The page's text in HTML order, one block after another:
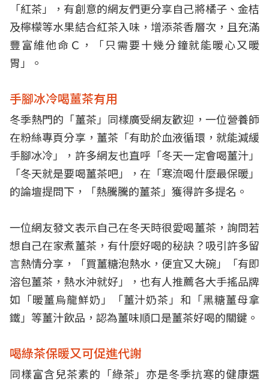
「紅茶」，有創意的網友們更分享自己將橘子、金桔
及檸檬等水果結合紅茶入味，增添茶香層次，且充滿
豐富維他命Ｃ，「只需要十幾分鐘就能暖心又暖
胃」。
手腳冰冷喝薑茶有用
冬季熱門的「薑茶」同樣廣受網友歡迎，一位營養師
在粉絲專頁分享，薑茶「有助於血液循環，就能減緩
手腳冰冷」，許多網友也直呼「冬天一定會喝薑汁」
「冬天就是要喝薑茶吧」，在「寒流喝什麼最保暖」
的論壇提問下，「熱騰騰的薑茶」獲得許多提名。
一位網友發文表示自己在冬天時很愛喝薑茶，詢問若
想自己在家煮薑茶，有什麼好喝的秘訣？吸引許多留
言熱情分享，「買薑糖泡熱水，便宜又大碗」「有即
溶包薑茶，熱水沖就好」，也有人推薦各大手搖品牌
如「暖薑烏龍鮮奶」「薑汁奶茶」和「黑糖薑母拿
鐵」等薑汁飲品，認為薑味順口是薑茶好喝的關鍵。
喝綠茶保暖又可促進代謝
同樣富含兒茶素的「綠茶」亦是冬季抗寒的健康選